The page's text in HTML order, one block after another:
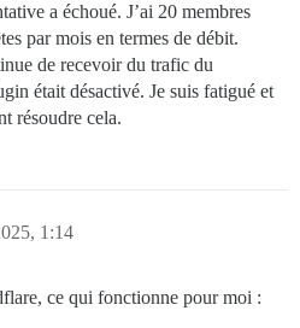
a échoué. J’ai 20 membres
par mois en termes de débit.
de recevoir du trafic du
était désactivé. Je suis fatigué et
résoudre cela.
1:14
ce qui fonctionne pour moi :